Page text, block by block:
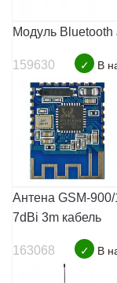
Модуль Bluetooth
159630 ✓ В
Антена GSM-
7dBi 3m кабель
163068 ✓ В